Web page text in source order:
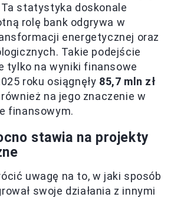
statystyka doskonale
rolę bank odgrywa w
energetycznej oraz
Takie podejście
tylko na wyniki finansowe
roku osiągnęły 85,7 mln zł
na jego znaczenie w
finansowym.
stawia na projekty
uwagę na to, w jaki sposób
swoje działania z innymi